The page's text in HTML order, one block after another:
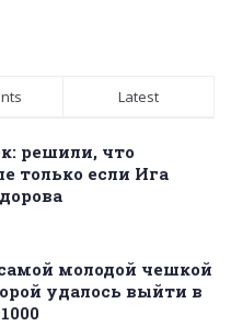
Latest
решили, что
только если Ига
молодой чешкой
удалось выйти в